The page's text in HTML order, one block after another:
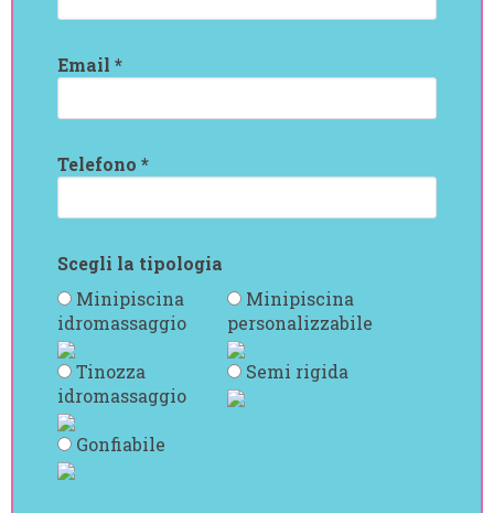
Email *
Telefono *
Scegli la tipologia
Minipiscina
idromassaggio
Minipiscina
personalizzabile
Tinozza
idromassaggio
Semi rigida
Gonfiabile